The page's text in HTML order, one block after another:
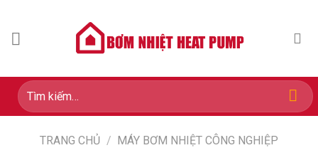
content
Tìm
kiếm:
TRANG CHỦ / MÁY BƠM NHIỆT CÔNG NGHIỆP